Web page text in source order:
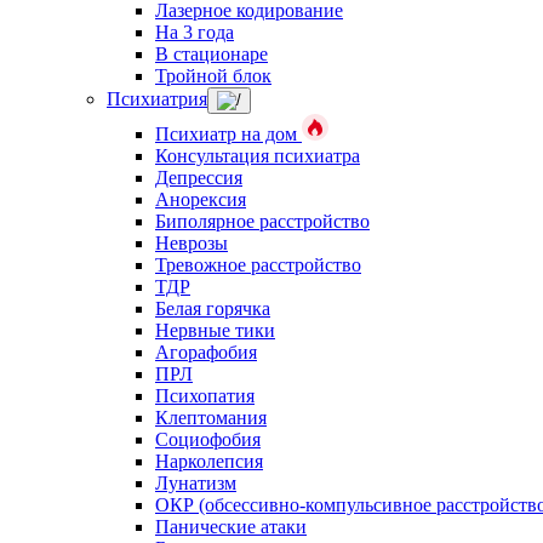
Лазерное кодирование
На 3 года
В стационаре
Тройной блок
Психиатрия
Психиатр на дом
Консультация психиатра
Депрессия
Анорексия
Биполярное расстройство
Неврозы
Тревожное расстройство
ТДР
Белая горячка
Нервные тики
Агорафобия
ПРЛ
Психопатия
Клептомания
Социофобия
Нарколепсия
Лунатизм
ОКР (обсессивно-компульсивное
Панические атаки